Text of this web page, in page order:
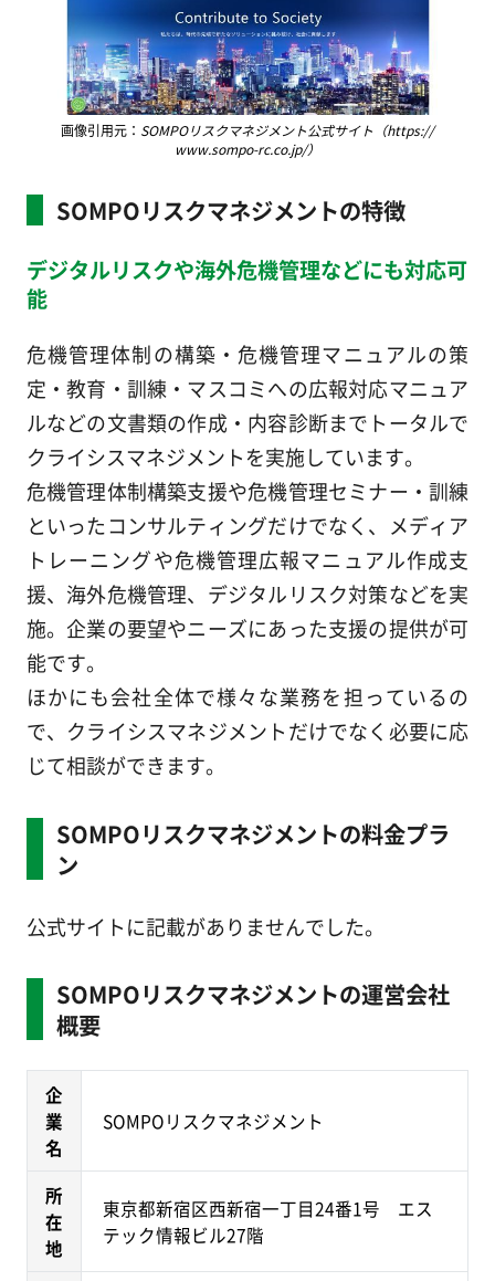
画像引用元： SOMPOリスクマネジメント公式サイト（https://
www.sompo-rc.co.jp/）
SOMPOリスクマネジメントの特徴
デジタルリスクや海外危機管理などにも対応可
能
危機管理体制の構築・危機管理マニュアルの策
定・教育・訓練・マスコミへの広報対応マニュア
ルなどの文書類の作成・内容診断までトータルで
クライシスマネジメントを実施しています。
危機管理体制構築支援や危機管理セミナー・訓練
といったコンサルティングだけでなく、メディア
トレーニングや危機管理広報マニュアル作成支
援、海外危機管理、デジタルリスク対策などを実
施。企業の要望やニーズにあった支援の提供が可
能です。
ほかにも会社全体で様々な業務を担っているの
で、クライシスマネジメントだけでなく必要に応
じて相談ができます。
SOMPOリスクマネジメントの料金プラ
ン
公式サイトに記載がありませんでした。
SOMPOリスクマネジメントの運営会社
概要
企
業
名
SOMPOリスクマネジメント
所
在
地
東京都新宿区西新宿一丁目24番1号 エス
テック情報ビル27階